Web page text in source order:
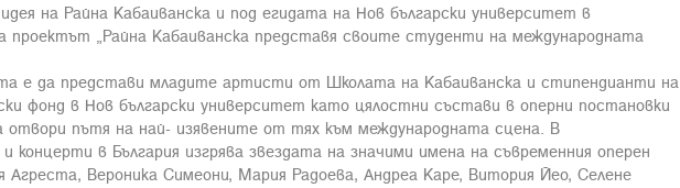
на Райна Кабаиванска и под егидата на Нов български университет в
„Райна Кабаиванска представя своите студенти на международната
е да представи младите артисти от Школата на Кабаиванска и стипендианти на
фонд в Нов български университет като цялостни състави в оперни постановки
отвори пътя на най- изявените от тях към международната сцена. В
концерти в България изгрява звездата на значими имена на съвременния оперен
Вероника Симеони, Мария Радоева, Андреа Каре, Витория Йео, Селене